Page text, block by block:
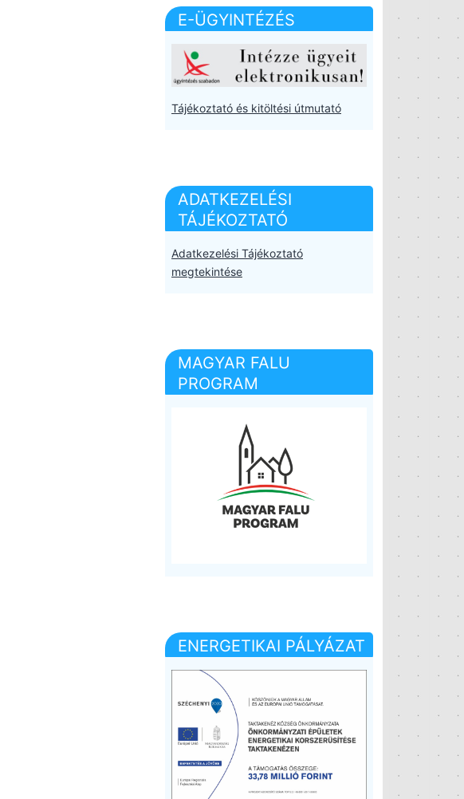
E-ÜGYINTÉZÉS
Tájékoztató és kitöltési útmutató
ADATKEZELÉSI
TÁJÉKOZTATÓ
Adatkezelési Tájékoztató
megtekintése
MAGYAR FALU
PROGRAM
ENERGETIKAI PÁLYÁZAT